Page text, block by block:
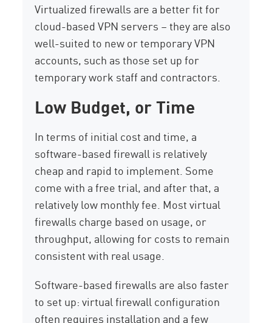
Virtualized firewalls are a better fit for
cloud-based VPN servers – they are also
well-suited to new or temporary VPN
accounts, such as those set up for
temporary work staff and contractors.
Low Budget, or Time
In terms of initial cost and time, a
software-based firewall is relatively
cheap and rapid to implement. Some
come with a free trial, and after that, a
relatively low monthly fee. Most virtual
firewalls charge based on usage, or
throughput, allowing for costs to remain
consistent with real usage.
Software-based firewalls are also faster
to set up: virtual firewall configuration
often requires installation and a few